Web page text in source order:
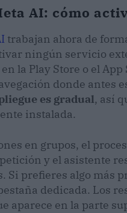
AI: cómo
trabajan ahora de
ningún servicio
la Play Store o el
donde antes
es gradual, así
instalada.
en grupos, el
y el asistente
Si prefieres algo más
dedicada. Los
aparece en la parte